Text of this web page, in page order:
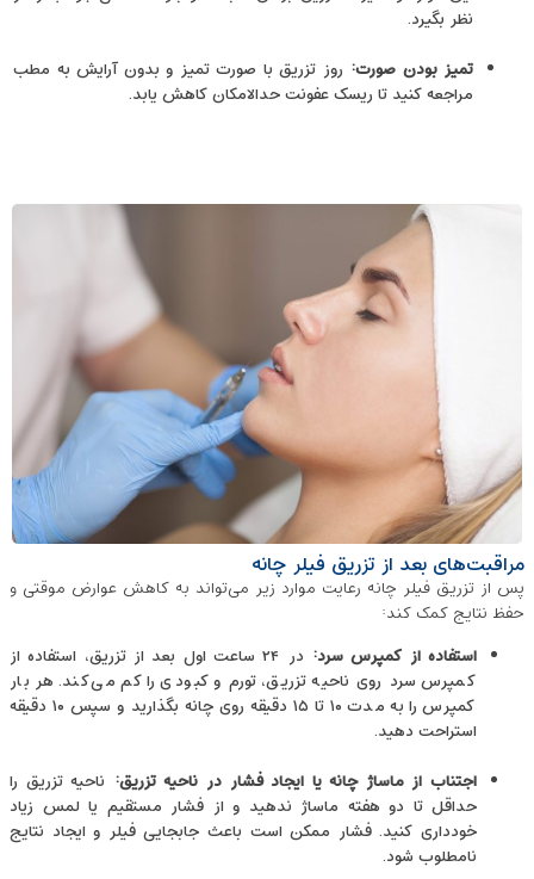
نظر بگیرد.
تمیز بودن صورت: روز تزریق با صورت تمیز و بدون آرایش به مطب
مراجعه کنید تا ریسک عفونت حدالامکان کاهش یابد.
مراقبت‌های بعد از تزریق فیلر چانه
پس از تزریق فیلر چانه رعایت موارد زیر می‌تواند به کاهش عوارض موقتی و
حفظ نتایج کمک کند:
استفاده از کمپرس سرد:
در ۲۴ ساعت اول بعد از تزریق، استفاده از
کمپرس سرد روی ناحیه تزریق، تورم و کبودی را کم می‌کند. هر بار
کمپرس را به مدت ۱۰ تا ۱۵ دقیقه روی چانه بگذارید و سپس ۱۰ دقیقه
استراحت دهید.
اجتناب از ماساژ چانه یا ایجاد فشار در ناحیه تزریق: ناحیه تزریق را
حداقل تا دو هفته ماساژ ندهید و از فشار مستقیم یا لمس زیاد
خودداری کنید. فشار ممکن است باعث جابجایی فیلر و ایجاد نتایج
نامطلوب شود.